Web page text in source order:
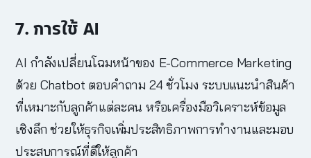
7. การใช้ AI
AI กำลังเปลี่ยนโฉมหน้าของ E-Commerce Marketing
ด้วย Chatbot ตอบคำถาม 24 ชั่วโมง ระบบแนะนำสินค้า
ที่เหมาะกับลูกค้าแต่ละคน หรือเครื่องมือวิเคราะห์ข้อมูล
เชิงลึก ช่วยให้ธุรกิจเพิ่มประสิทธิภาพการทำงานและมอบ
ประสบการณ์ที่ดีให้ลูกค้า